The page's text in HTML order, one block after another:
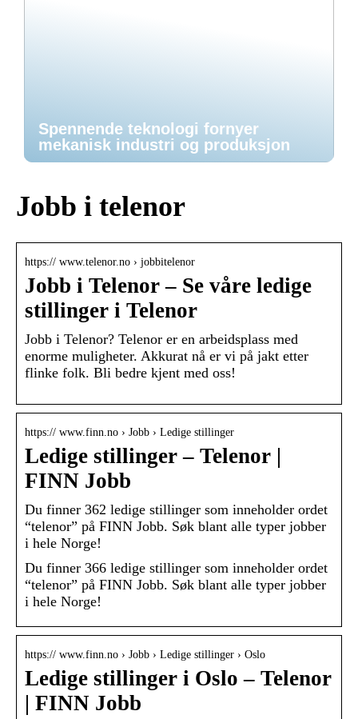
Spennende teknologi fornyer
mekanisk industri og produksjon
Jobb i telenor
https:// www.telenor.no › jobbitelenor
Jobb i Telenor – Se våre ledige
stillinger i Telenor
Jobb i Telenor? Telenor er en arbeidsplass med
enorme muligheter. Akkurat nå er vi på jakt etter
flinke folk. Bli bedre kjent med oss!
https:// www.finn.no › Jobb › Ledige stillinger
Ledige stillinger – Telenor |
FINN Jobb
Du finner 362 ledige stillinger som inneholder ordet
“telenor” på FINN Jobb. Søk blant alle typer jobber
i hele Norge!
Du finner 366 ledige stillinger som inneholder ordet
“telenor” på FINN Jobb. Søk blant alle typer jobber
i hele Norge!
https:// www.finn.no › Jobb › Ledige stillinger › Oslo
Ledige stillinger i Oslo – Telenor
| FINN Jobb